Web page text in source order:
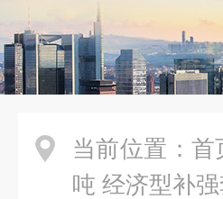
当前位置： 首
吨 经济型补